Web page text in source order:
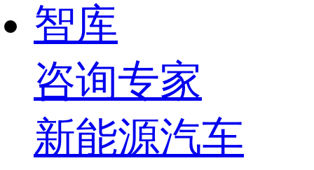
智库
咨询专家
新能源汽车